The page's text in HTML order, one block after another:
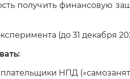
Инверсивный
Изображения
Выключены
получить финансовую
(до 31 декабря
НПД